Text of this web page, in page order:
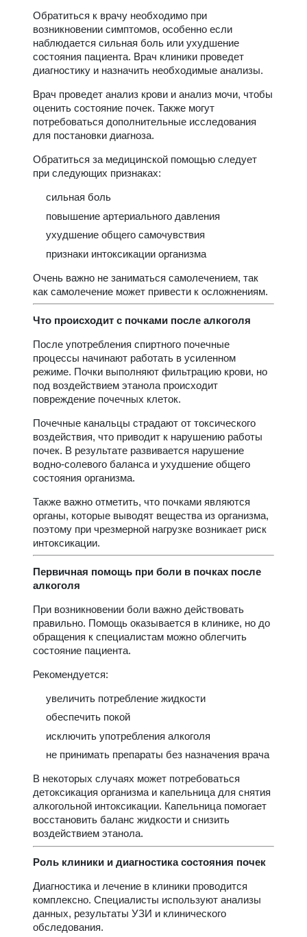
Обратиться к врачу необходимо при
возникновении симптомов, особенно если
наблюдается сильная боль или ухудшение
состояния пациента. Врач клиники проведет
диагностику и назначить необходимые анализы.
Врач проведет анализ крови и анализ мочи, чтобы
оценить состояние почек. Также могут
потребоваться дополнительные исследования
для постановки диагноза.
Обратиться за медицинской помощью следует
при следующих признаках:
сильная боль
повышение артериального давления
ухудшение общего самочувствия
признаки интоксикации организма
Очень важно не заниматься самолечением, так
как самолечение может привести к осложнениям.
Что происходит с почками после алкоголя
После употребления спиртного почечные
процессы начинают работать в усиленном
режиме. Почки выполняют фильтрацию крови, но
под воздействием этанола происходит
повреждение почечных клеток.
Почечные канальцы страдают от токсического
воздействия, что приводит к нарушению работы
почек. В результате развивается нарушение
водно-солевого баланса и ухудшение общего
состояния организма.
Также важно отметить, что почками являются
органы, которые выводят вещества из организма,
поэтому при чрезмерной нагрузке возникает риск
интоксикации.
Первичная помощь при боли в почках после
алкоголя
При возникновении боли важно действовать
правильно. Помощь оказывается в клинике, но до
обращения к специалистам можно облегчить
состояние пациента.
Рекомендуется:
увеличить потребление жидкости
обеспечить покой
исключить употребления алкоголя
не принимать препараты без назначения врача
В некоторых случаях может потребоваться
детоксикация организма и капельница для снятия
алкогольной интоксикации. Капельница помогает
восстановить баланс жидкости и снизить
воздействием этанола.
Роль клиники и диагностика состояния почек
Диагностика и лечение в клиники проводится
комплексно. Специалисты используют анализы
данных, результаты УЗИ и клинического
обследования.